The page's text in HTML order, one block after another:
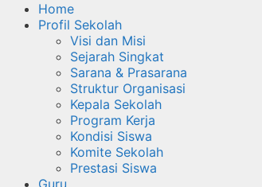
Home
Profil Sekolah
Visi dan Misi
Sejarah Singkat
Sarana & Prasarana
Struktur Organisasi
Kepala Sekolah
Program Kerja
Kondisi Siswa
Komite Sekolah
Prestasi Siswa
Guru